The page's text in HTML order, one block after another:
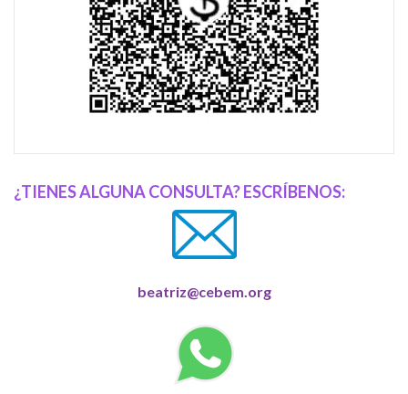
¿TIENES ALGUNA CONSULTA? ESCRÍBENOS:
beatriz@cebem.org